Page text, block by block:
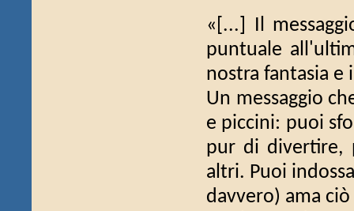
«[...] Il
puntuale
nostra fantasia
Un messaggio
e piccini: puoi
pur di divertire,
altri. Puoi
davvero) ama